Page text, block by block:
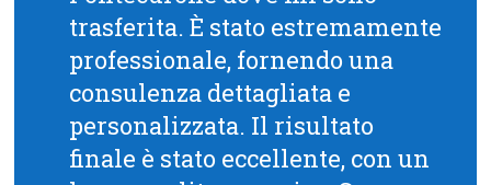
trasferita. È stato estremamente
professionale, fornendo una
consulenza dettagliata e
personalizzata. Il risultato
finale è stato eccellente, con un